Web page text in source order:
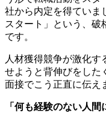
社から内定を得ていま
スタート」という、破
です。
人材獲得競争が激化す
せようと背伸びをした
面接でこう正直に伝え
「何も経験のない人